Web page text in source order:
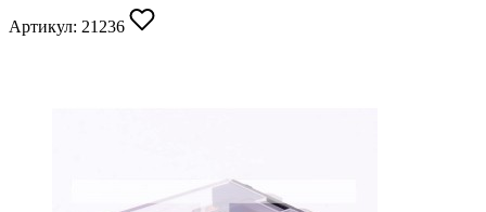
Артикул: 21236